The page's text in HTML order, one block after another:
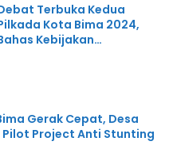
Terbuka Kedua
Kota Bima 2024,
Kebijakan
Gerak Cepat, Desa
Project Anti Stunting